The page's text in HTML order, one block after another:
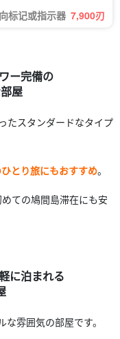
标记或指示器 7,900刃
ー完備の
屋
たスタンダードなタイプ
とり旅にもおすすめ。
ての鳩間島滞在にも安
に泊まれる
雰囲気の部屋です。